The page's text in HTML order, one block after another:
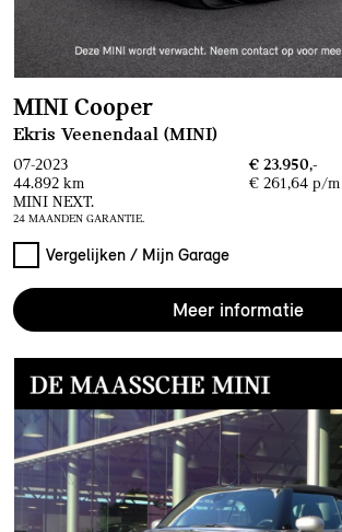
MINI Cooper
Ekris Veenendaal (MINI)
07-2023
€ 23.950,-
44.892 km
€ 261,64 p/m
MINI NEXT.
24 MAANDEN GARANTIE.
Vergelijken / Mijn Garage
Meer informatie